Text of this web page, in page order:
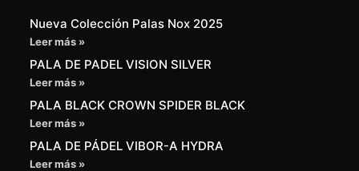
Nueva Colección Palas Nox 2025
Leer más »
PALA DE PADEL VISION SILVER
Leer más »
PALA BLACK CROWN SPIDER BLACK
Leer más »
PALA DE PÁDEL VIBOR-A HYDRA
Leer más »